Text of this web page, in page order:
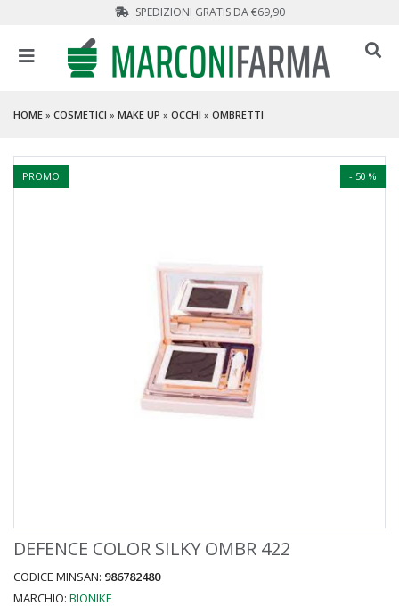
SPEDIZIONI GRATIS DA €69,90
HOME » COSMETICI » MAKE UP » OCCHI » OMBRETTI
- 50 %
PROMO
DEFENCE COLOR SILKY OMBR 422
CODICE MINSAN: 986782480
MARCHIO: BIONIKE